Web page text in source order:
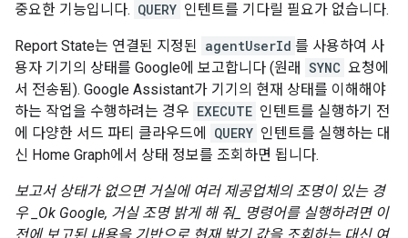
중요한 기능입니다. QUERY 인텐트를 기다릴 필요가 없습니다.
Report State는 연결된 지정된 agentUserId 를 사용하여 사
용자 기기의 상태를 Google에 보고합니다 (원래 SYNC 요청에
서 전송됨). Google Assistant가 기기의 현재 상태를 이해해야
하는 작업을 수행하려는 경우 EXECUTE 인텐트를 실행하기 전
에 다양한 서드 파티 클라우드에
QUERY 인텐트를 실행하는 대
신 Home Graph에서 상태 정보를 조회하면 됩니다.
보고서 상태가 없으면 거실에 여러 제공업체의 조명이 있는 경
우 _Ok Google, 거실 조명 밝게 해 줘_ 명령어를 실행하려면 이